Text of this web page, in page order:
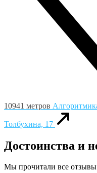
10941 метров
Толбухина, 17
Достоинства и
Мы прочитали все